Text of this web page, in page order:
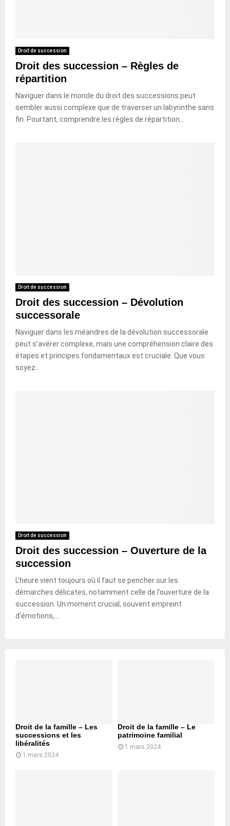
Droit de succession
Droit des succession – Règles de
répartition
Naviguer dans le monde du droit des successions peut
sembler aussi complexe que de traverser un labyrinthe sans
fin. Pourtant, comprendre les règles de répartition...
Droit de succession
Droit des succession – Dévolution
successorale
Naviguer dans les méandres de la dévolution successorale
peut s’avérer complexe, mais une compréhension claire des
étapes et principes fondamentaux est cruciale. Que vous
soyez...
Droit de succession
Droit des succession – Ouverture de la
succession
L’heure vient toujours où il faut se pencher sur les
démarches délicates, notamment celle de l’ouverture de la
succession. Un moment crucial, souvent empreint
d’émotions,...
Droit de la famille – Les
successions et les
libéralités
1 mars 2024
Droit de la famille – Le
patrimoine familial
1 mars 2024